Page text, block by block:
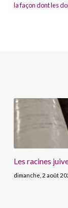
la façon dont les
Les racines
dimanche, 2 août